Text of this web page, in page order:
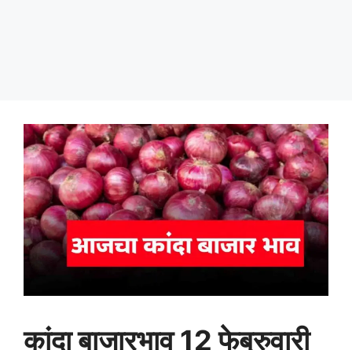
कांदा बाजारभाव 12 फेब्रुवारी